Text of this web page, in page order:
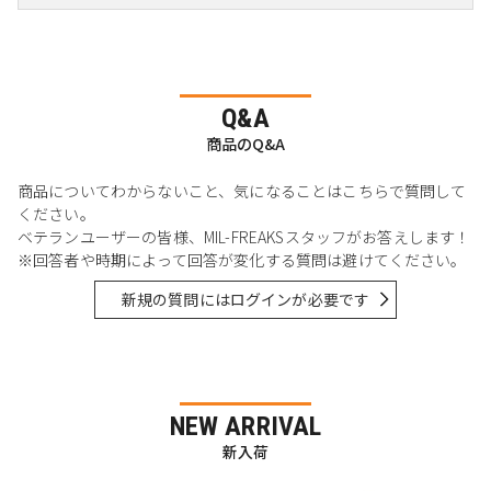
Q&A
商品のQ&A
商品についてわからないこと、気になることはこちらで質問して
ください。
ベテランユーザーの皆様、MIL-FREAKSスタッフがお答えします！
※回答者や時期によって回答が変化する質問は避けてください。
新規の質問にはログインが必要です
NEW ARRIVAL
新入荷